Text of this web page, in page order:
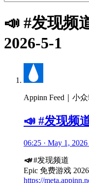
📣 #发现频
2026-5-1
Appinn Feed｜小
📣 #发现频
06:25 · May 1, 2026
📣#发现频道
Epic 免费游戏
https://